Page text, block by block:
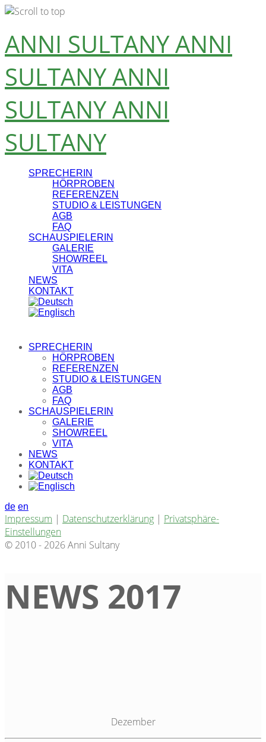
Skip
to
content
ANNI SULTANYANNI
SULTANYANNI
SULTANYANNI
SULTANY
SPRECHERIN
HÖRPROBEN
REFERENZEN
STUDIO & LEISTUNGEN
AGB
FAQ
SCHAUSPIELERIN
GALERIE
SHOWREEL
VITA
NEWS
KONTAKT
SPRECHERIN
HÖRPROBEN
REFERENZEN
STUDIO & LEISTUNGEN
AGB
FAQ
SCHAUSPIELERIN
GALERIE
SHOWREEL
VITA
NEWS
KONTAKT
de en
Impressum | Datenschutzerklärung | Privatsphäre-
Einstellungen
© 2010 - 2026 Anni Sultany
NEWS 2017
Dezember